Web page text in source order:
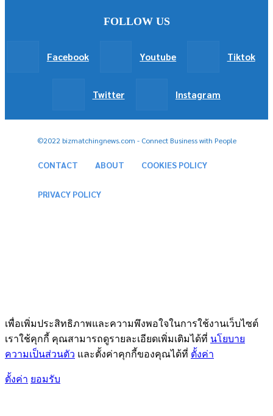
FOLLOW US
Facebook Youtube Tiktok
Twitter Instagram
©2022 bizmatchingnews.com - Connect Business with People
CONTACT ABOUT COOKIES POLICY
PRIVACY POLICY
เพื่อเพิ่มประสิทธิภาพและความพึงพอใจในการใช้งานเว็บไซต์
เราใช้คุกกี้ คุณสามารถดูรายละเอียดเพิ่มเติมได้ที่ นโยบาย
ความเป็นส่วนตัว และตั้งค่าคุกกี้ของคุณได้ที่ ตั้งค่า
ตั้งค่า ยอมรับ